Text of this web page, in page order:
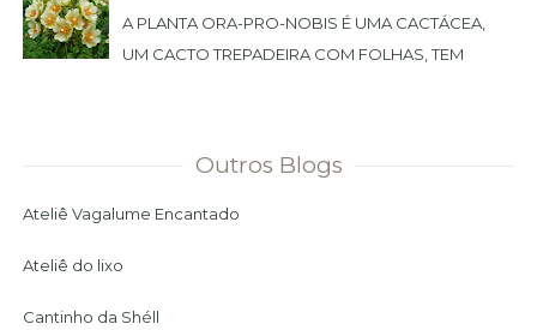
A PLANTA ORA-PRO-NOBIS É UMA CACTÁCEA,
UM CACTO TREPADEIRA COM FOLHAS, TEM
Outros Blogs
Ateliê Vagalume Encantado
Ateliê do lixo
Cantinho da Shéll